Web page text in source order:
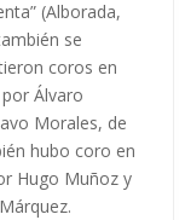
(Alborada,
se
coros en
Álvaro
Morales, de
hubo coro en
Hugo Muñoz y